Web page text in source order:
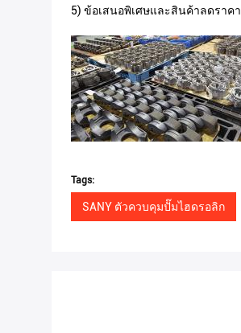
5) ข้อเสนอพิเศษและสินค้าลดราคา
Tags:
SANY ตัวควบคุมปั๊มไฮดรอลิก